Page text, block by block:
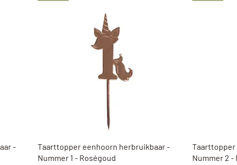
-
Snel overzicht
Taarttopper eenhoorn herbruikbaar -
Nummer 1 - Roségoud
Taarttopper
Nummer 2 -